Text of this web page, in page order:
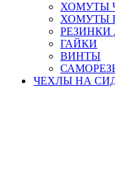
ХОМУТЫ
ХОМУТЫ
РЕЗИНКИ
ГАЙКИ
ВИНТЫ
ЧЕХЛЫ НА